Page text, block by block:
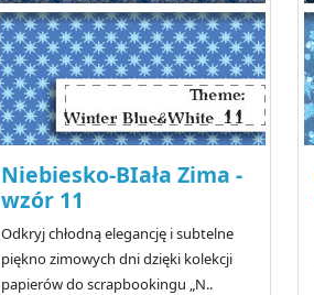
Niebiesko-BIała Zima -
wzór 11
Odkryj chłodną elegancję i subtelne
piękno zimowych dni dzięki kolekcji
papierów do scrapbookingu „N..